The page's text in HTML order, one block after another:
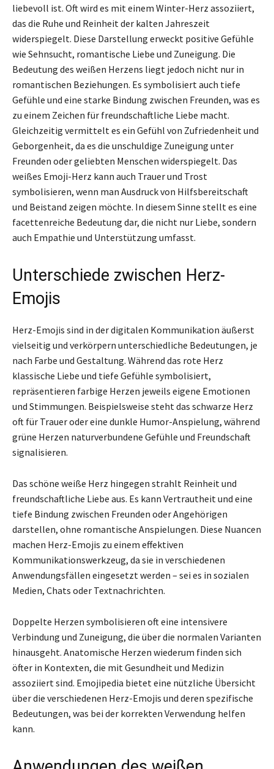
liebevoll ist. Oft wird es mit einem Winter-Herz assoziiert,
das die Ruhe und Reinheit der kalten Jahreszeit
widerspiegelt. Diese Darstellung erweckt positive Gefühle
wie Sehnsucht, romantische Liebe und Zuneigung. Die
Bedeutung des weißen Herzens liegt jedoch nicht nur in
romantischen Beziehungen. Es symbolisiert auch tiefe
Gefühle und eine starke Bindung zwischen Freunden, was es
zu einem Zeichen für freundschaftliche Liebe macht.
Gleichzeitig vermittelt es ein Gefühl von Zufriedenheit und
Geborgenheit, da es die unschuldige Zuneigung unter
Freunden oder geliebten Menschen widerspiegelt. Das
weißes Emoji-Herz kann auch Trauer und Trost
symbolisieren, wenn man Ausdruck von Hilfsbereitschaft
und Beistand zeigen möchte. In diesem Sinne stellt es eine
facettenreiche Bedeutung dar, die nicht nur Liebe, sondern
auch Empathie und Unterstützung umfasst.
Unterschiede zwischen Herz-
Emojis
Herz-Emojis sind in der digitalen Kommunikation äußerst
vielseitig und verkörpern unterschiedliche Bedeutungen, je
nach Farbe und Gestaltung. Während das rote Herz
klassische Liebe und tiefe Gefühle symbolisiert,
repräsentieren farbige Herzen jeweils eigene Emotionen
und Stimmungen. Beispielsweise steht das schwarze Herz
oft für Trauer oder eine dunkle Humor-Anspielung, während
grüne Herzen naturverbundene Gefühle und Freundschaft
signalisieren.
Das schöne weiße Herz hingegen strahlt Reinheit und
freundschaftliche Liebe aus. Es kann Vertrautheit und eine
tiefe Bindung zwischen Freunden oder Angehörigen
darstellen, ohne romantische Anspielungen. Diese Nuancen
machen Herz-Emojis zu einem effektiven
Kommunikationswerkzeug, da sie in verschiedenen
Anwendungsfällen eingesetzt werden – sei es in sozialen
Medien, Chats oder Textnachrichten.
Doppelte Herzen symbolisieren oft eine intensivere
Verbindung und Zuneigung, die über die normalen Varianten
hinausgeht. Anatomische Herzen wiederum finden sich
öfter in Kontexten, die mit Gesundheit und Medizin
assoziiert sind. Emojipedia bietet eine nützliche Übersicht
über die verschiedenen Herz-Emojis und deren spezifische
Bedeutungen, was bei der korrekten Verwendung helfen
kann.